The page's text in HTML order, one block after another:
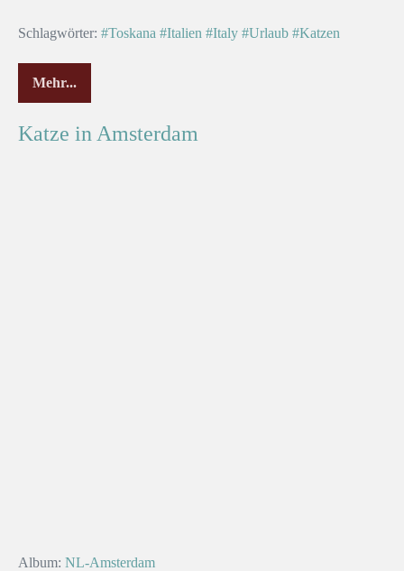
Schlagwörter: #Toskana #Italien #Italy #Urlaub #Katzen
Mehr...
Katze in Amsterdam
Album: NL-Amsterdam